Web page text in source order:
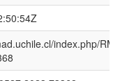
index.php/